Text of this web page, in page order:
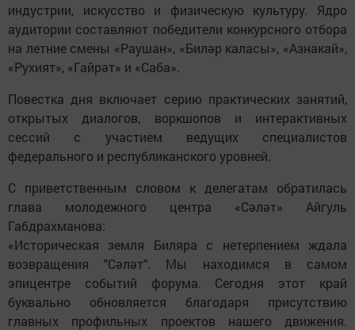
индустрии, искусство и физическую культуру. Ядро
аудитории составляют победители конкурсного отбора
на летние смены «Раушан», «Биләр каласы», «Азнакай»,
«Рухият», «Гайрәт» и «Саба».
Повестка дня включает серию практических занятий,
открытых диалогов, воркшопов и интерактивных
сессий с участием ведущих специалистов
федерального и республиканского уровней.
С приветственным словом к делегатам обратилась
глава молодежного центра «Сәләт» Айгуль
Габдрахманова:
«Историческая земля Биляра с нетерпением ждала
возвращения "Сәләт". Мы находимся в самом
эпицентре событий форума. Сегодня этот край
буквально обновляется благодаря присутствию
главных профильных проектов нашего движения.